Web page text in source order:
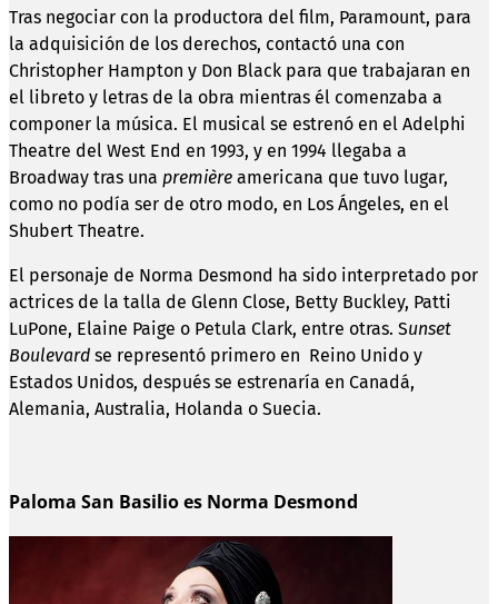
Tras negociar con la productora del film, Paramount, para
la adquisición de los derechos, contactó una con
Christopher Hampton y Don Black para que trabajaran en
el libreto y letras de la obra mientras él comenzaba a
componer la música. El musical se estrenó en el Adelphi
Theatre del West End en 1993, y en 1994 llegaba a
Broadway tras una première americana que tuvo lugar,
como no podía ser de otro modo, en Los Ángeles, en el
Shubert Theatre.
El personaje de Norma Desmond ha sido interpretado por
actrices de la talla de Glenn Close, Betty Buckley, Patti
LuPone, Elaine Paige o Petula Clark, entre otras. Sunset
Boulevard se representó primero en Reino Unido y
Estados Unidos, después se estrenaría en Canadá,
Alemania, Australia, Holanda o Suecia.
Paloma San Basilio es Norma Desmond